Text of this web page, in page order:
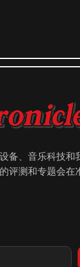
备、音乐科技和
评测和专题会在